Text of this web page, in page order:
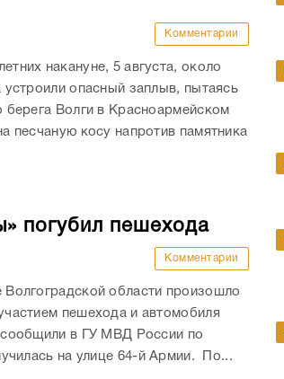
Комментарии
накануне, 5 августа, около
устроили опасный заплыв, пытаясь
берега Волги в Красноармейском
песчаную косу напротив памятника
погубил пешехода
Комментарии
области произошло
пешехода и автомобиля
в ГУ МВД России по
на улице 64-й Армии. По...